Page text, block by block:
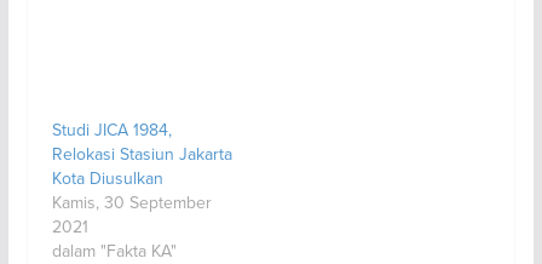
Studi JICA 1984,
Relokasi Stasiun Jakarta
Kota Diusulkan
Kamis, 30 September
2021
dalam "Fakta KA"